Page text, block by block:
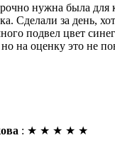
нужна была для
Сделали за день,
подвел цвет
на оценку это не
: ★ ★ ★ ★ ★